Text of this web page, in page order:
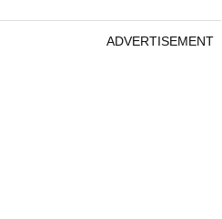
ADVERTISEMENT